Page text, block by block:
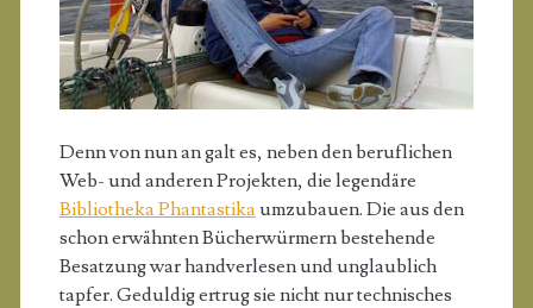
Denn von nun an galt es, neben den beruflichen
Web- und anderen Projekten, die legendäre
Bibliotheka Phantastikaumzubauen. Die aus den
schon erwähnten Bücherwürmern bestehende
Besatzung war handverlesen und unglaublich
tapfer. Geduldig ertrug sie nicht nur technisches